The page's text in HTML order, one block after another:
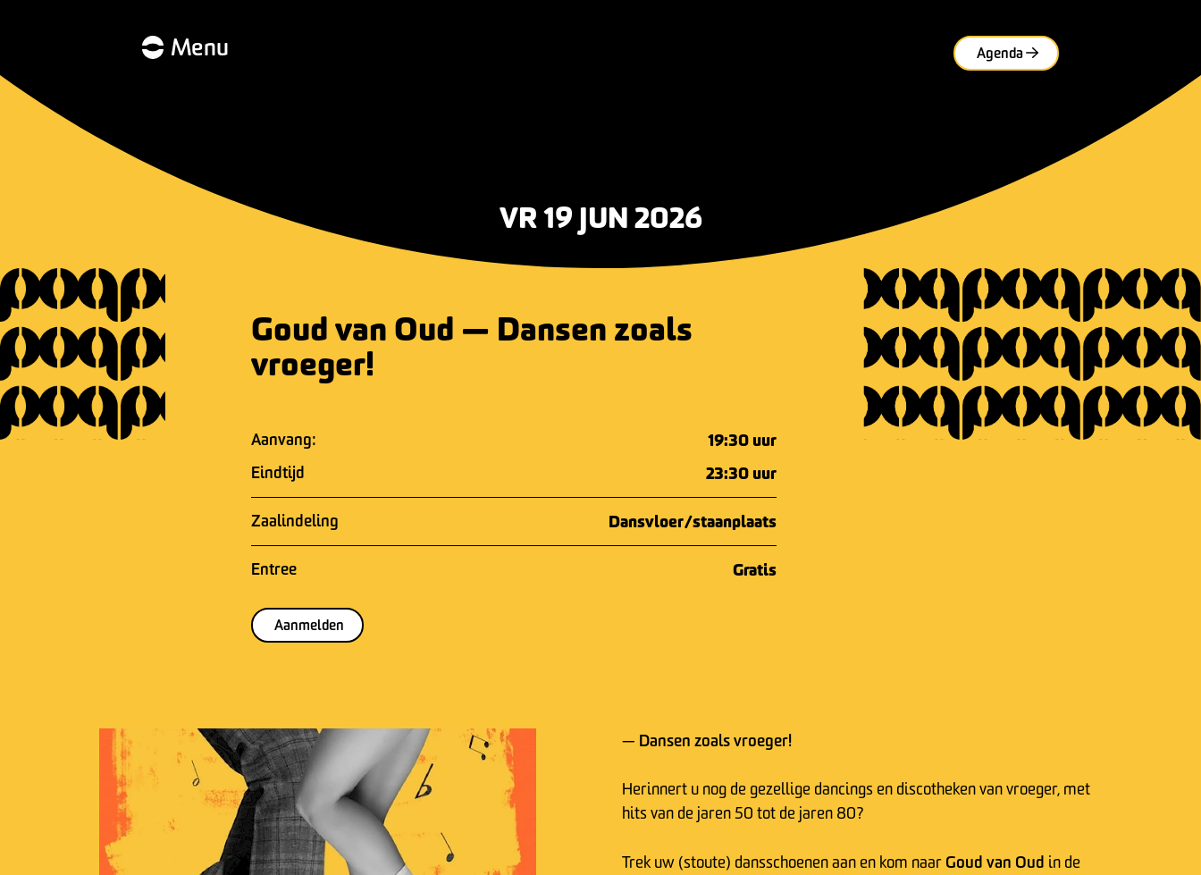
Menu Agenda
VR 19 JUN 2026
Goud van Oud — Dansen zoals
vroeger!
Aanvang:
19:30 uur
Eindtijd
23:30 uur
Zaalindeling Dansvloer/staanplaats
Entree Gratis
Aanmelden
— Dansen zoals vroeger!
Herinnert u nog de gezellige dancings en discotheken van vroeger, met
hits van de jaren 50 tot de jaren 80?
Trek uw (stoute) dansschoenen aan en kom naar Goud van Oud in de